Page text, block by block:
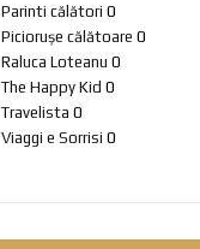
Parinti călători 0
Piciorușe călătoare 0
Raluca Loteanu 0
The Happy Kid 0
Travelista 0
Viaggi e Sorrisi 0